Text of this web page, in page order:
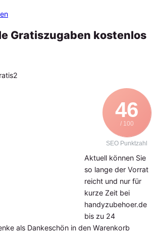
Gratiszugaben kostenlos
46
/ 100
SEO Punktzahl
Aktuell können Sie
so lange der Vorrat
reicht und nur für
kurze Zeit bei
handyzubehoer.de
bis zu 24
als Dankeschön in den Warenkorb